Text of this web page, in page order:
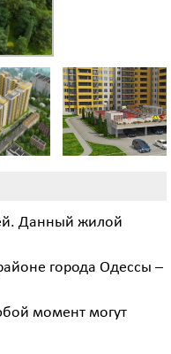
Данный жилой
города Одессы –
момент могут